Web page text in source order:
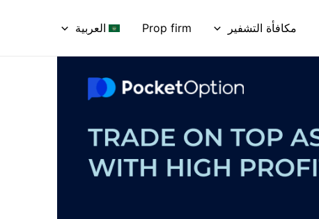
مكافأة التشفير Prop firm العربية